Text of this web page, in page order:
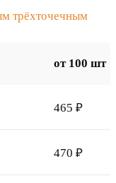
трёхточечным
от 100 шт
465 ₽
470 ₽